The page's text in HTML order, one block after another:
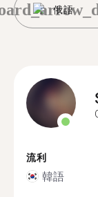
俄語
流利
韓語